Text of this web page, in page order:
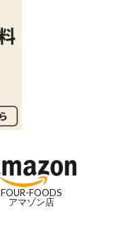
FOUR-FOODS
アマゾン店